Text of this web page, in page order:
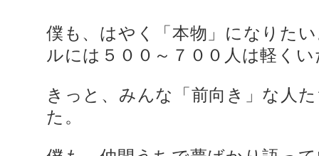
僕も、はやく「本物」になりた
ルには５００～７００人は軽く
きっと、みんな「前向き」な人
た。